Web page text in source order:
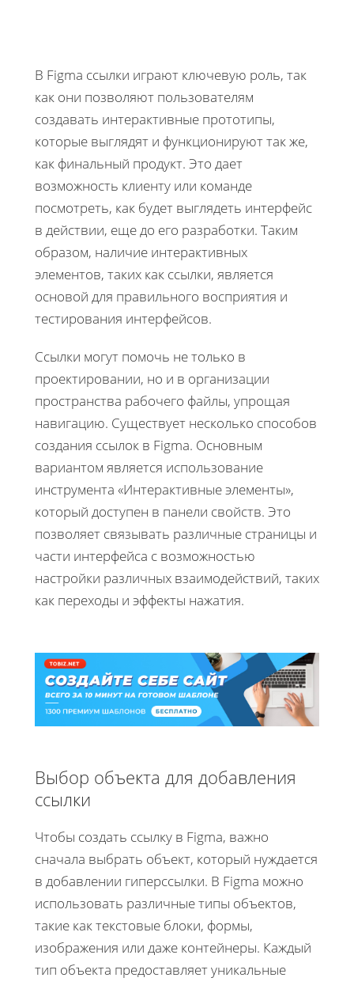
В Figma ссылки играют ключевую роль, так
как они позволяют пользователям
создавать интерактивные прототипы,
которые выглядят и функционируют так же,
как финальный продукт. Это дает
возможность клиенту или команде
посмотреть, как будет выглядеть интерфейс
в действии, еще до его разработки. Таким
образом, наличие интерактивных
элементов, таких как ссылки, является
основой для правильного восприятия и
тестирования интерфейсов.
Ссылки могут помочь не только в
проектировании, но и в организации
пространства рабочего файлы, упрощая
навигацию. Существует несколько способов
создания ссылок в Figma. Основным
вариантом является использование
инструмента «Интерактивные элементы»,
который доступен в панели свойств. Это
позволяет связывать различные страницы и
части интерфейса с возможностью
настройки различных взаимодействий, таких
как переходы и эффекты нажатия.
Выбор объекта для добавления
ссылки
Чтобы создать ссылку в Figma, важно
сначала выбрать объект, который нуждается
в добавлении гиперссылки. В Figma можно
использовать различные типы объектов,
такие как текстовые блоки, формы,
изображения или даже контейнеры. Каждый
тип объекта предоставляет уникальные